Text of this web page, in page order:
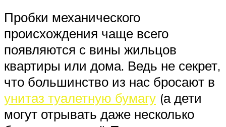
Пробки механического
происхождения чаще всего
появляются с вины жильцов
квартиры или дома. Ведь не секрет,
что большинство из нас бросают в
унитаз туалетную бумагу (а дети
могут отрывать даже несколько